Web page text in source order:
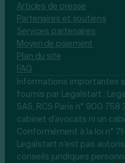
Articles de presse
Partenaires et soutiens
Services partenaires
Moyen de paiement
Plan du site
FAQ
Informations importantes
fournis par Legalstart :
SAS, RCS Paris n° 900
cabinet d'avocats ni un
Conformément à la loi n°
Legalstart n’est pas
conseils juridiques